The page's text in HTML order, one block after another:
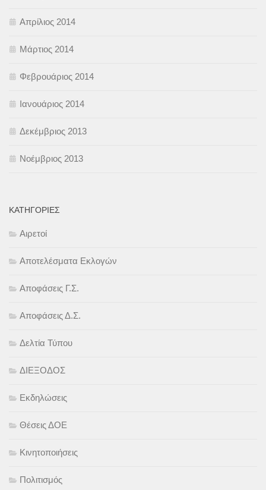
Απρίλιος 2014
Μάρτιος 2014
Φεβρουάριος 2014
Ιανουάριος 2014
Δεκέμβριος 2013
Νοέμβριος 2013
KΑΤΗΓΟΡΊΕΣ
Αιρετοί
Αποτελέσματα Εκλογών
Αποφάσεις Γ.Σ.
Αποφάσεις Δ.Σ.
Δελτία Τύπου
ΔΙΕΞΟΔΟΣ
Εκδηλώσεις
Θέσεις ΔΟΕ
Κινητοποιήσεις
Πολιτισμός